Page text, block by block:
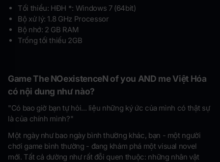
Tối thiểu: HĐH *: Windows 7 (64bit)
Bộ xử lý: 1.8 GHz Processor
Bộ nhớ: 2 GB RAM
Trống tối thiếu 2GB
Game The NOexistenceN of you AND me Việt Hóa
có nội dung như nào?
"Có bao giờ bạn tự hỏi... liệu những ký ức của mình có thật sự
là của chính mình?"
Một ngày như bao ngày bình thường khác, bạn - một người
chơi game bình thường - đang khám phá một visual novel
mới. Tất cả dường như rất đỗi quen thuộc: những nhân vật